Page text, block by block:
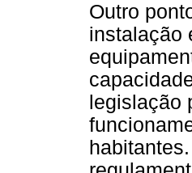
Outro
instalação
legislação